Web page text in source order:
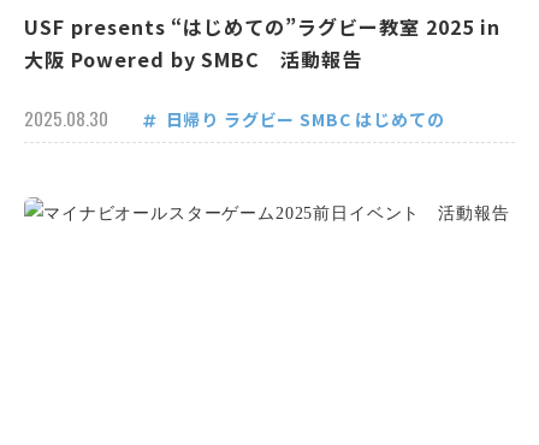
USF presents “はじめての”ラグビー教室 2025 in
大阪 Powered by SMBC 活動報告
2025.08.30 日帰り ラグビー SMBC はじめての